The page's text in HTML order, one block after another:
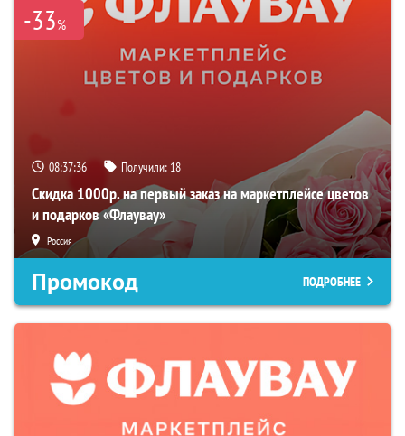
-33%
08:37:34 Получили: 18
Скидка 1000р. на первый заказ на маркетплейсе цветов
и подарков «Флаувау»
Россия
Промокод ПОДРОБНЕЕ